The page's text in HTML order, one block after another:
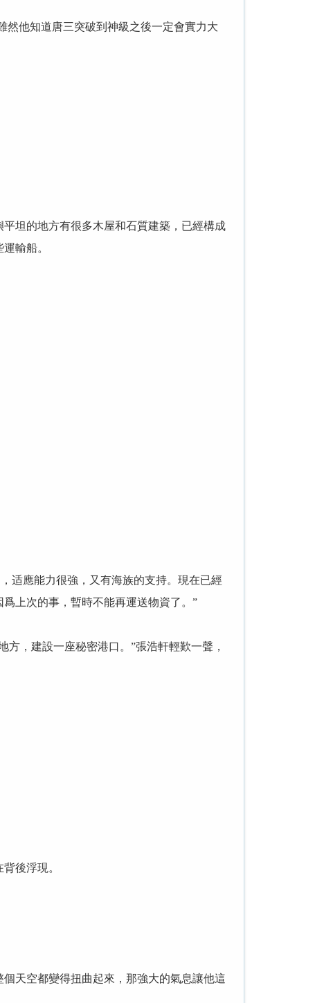
然他知道唐三突破到神級之後一定會實力大
坦的地方有很多木屋和石質建築，已經構成
輸船。
适應能力很強，又有海族的支持。現在已經
上次的事，暫時不能再運送物資了。”
，建設一座秘密港口。”張浩軒輕歎一聲，
後浮現。
天空都變得扭曲起來，那強大的氣息讓他這